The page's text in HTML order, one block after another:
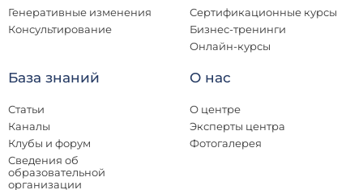
Генеративные изменения
Консультирование
Сертификационные курсы
Бизнес-тренинги
Онлайн-курсы
База знаний
Статьи
Каналы
Клубы и форум
Сведения об
образовательной
организации
О нас
О центре
Эксперты центра
Фотогалерея